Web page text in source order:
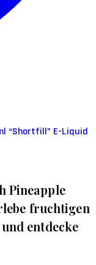
“Shortfill” E-Liquid
Pineapple
fruchtigen
entdecke